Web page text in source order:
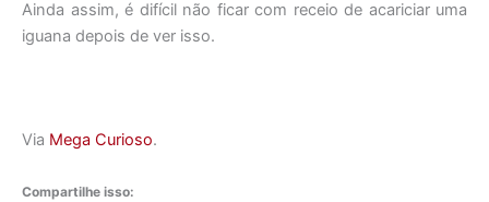
Ainda assim, é difícil não ficar com receio de acariciar uma
iguana depois de ver isso.
Via Mega Curioso.
Compartilhe isso: